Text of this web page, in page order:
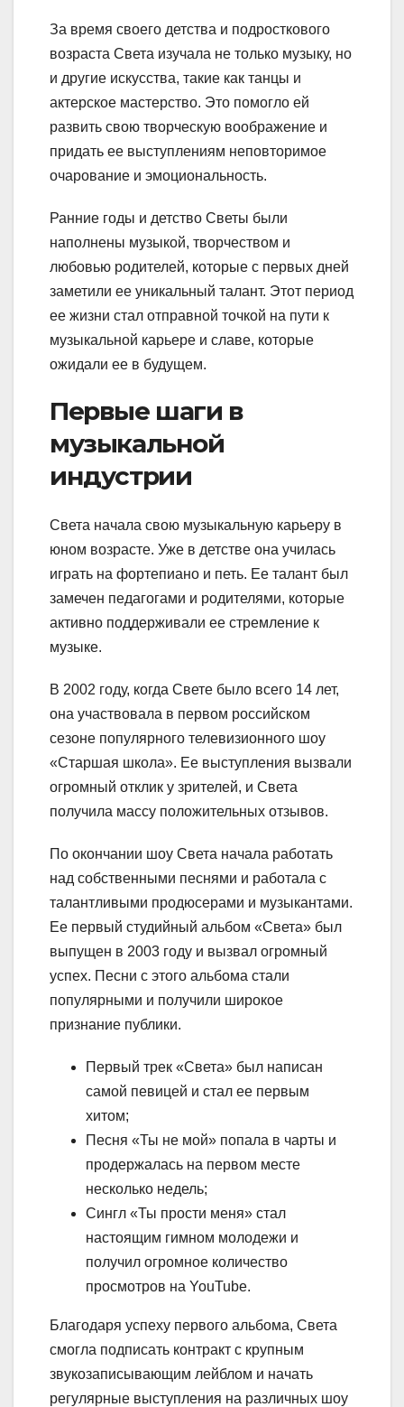
За время своего детства и подросткового
возраста Света изучала не только музыку, но
и другие искусства, такие как танцы и
актерское мастерство. Это помогло ей
развить свою творческую воображение и
придать ее выступлениям неповторимое
очарование и эмоциональность.
Ранние годы и детство Светы были
наполнены музыкой, творчеством и
любовью родителей, которые с первых дней
заметили ее уникальный талант. Этот период
ее жизни стал отправной точкой на пути к
музыкальной карьере и славе, которые
ожидали ее в будущем.
Первые шаги в
музыкальной
индустрии
Света начала свою музыкальную карьеру в
юном возрасте. Уже в детстве она училась
играть на фортепиано и петь. Ее талант был
замечен педагогами и родителями, которые
активно поддерживали ее стремление к
музыке.
В 2002 году, когда Свете было всего 14 лет,
она участвовала в первом российском
сезоне популярного телевизионного шоу
«Старшая школа». Ее выступления вызвали
огромный отклик у зрителей, и Света
получила массу положительных отзывов.
По окончании шоу Света начала работать
над собственными песнями и работала с
талантливыми продюсерами и музыкантами.
Ее первый студийный альбом «Света» был
выпущен в 2003 году и вызвал огромный
успех. Песни с этого альбома стали
популярными и получили широкое
признание публики.
Первый трек «Света» был написан
самой певицей и стал ее первым
хитом;
Песня «Ты не мой» попала в чарты и
продержалась на первом месте
несколько недель;
Сингл «Ты прости меня» стал
настоящим гимном молодежи и
получил огромное количество
просмотров на YouTube.
Благодаря успеху первого альбома, Света
смогла подписать контракт с крупным
звукозаписывающим лейблом и начать
регулярные выступления на различных шоу